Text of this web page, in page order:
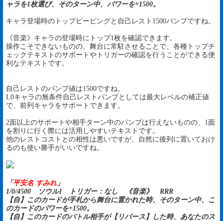
ャラを1枚選び、そのターン中、パワーを+1500。
キャラ登場時のトップピーピングと自己レスト1500パンプですね。
《音楽》キャラの登場時にトップ1枚を確認できます。
操作こそできないものの、舞台に常駐させることで、各種トップチ
ェックテキストのサポートやトリガーの確認を行うことができる便
利なテキストです。
自己レストのパンプ値は1500ですね。
L0キャラの無条件自己レストパンプとしては最大レベルの補正値
で、前列キャラをサポートできます。
2面以上のサポートや相手ターン中のパンプは行えないものの、1面
を割りに行く際には活用しやすいテキストです。
他のレストコストとの相性は悪いですが、自然に後列に置いておけ
るのも使い勝手がいいですね。
「 平安名 すみれ」
1/0/4500 ソウル1 トリガー：なし 《音楽》 RRR
【自】このカードが手札から舞台に置かれた時、そのターン中、こ
のカードのパワーを+1500。
【自】このカードのバトル相手が【リバース】した時、あなたのス